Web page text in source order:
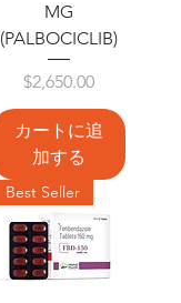
MG
(PALBOCICLIB)
価格
$2,650.00
カートに追
加する
Best Seller